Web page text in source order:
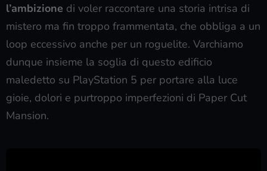
l’ambizione di voler raccontare una storia intrisa di
mistero ma fin troppo frammentata, che obbliga a un
loop eccessivo anche per un roguelite. Varchiamo
dunque insieme la soglia di questo edificio
maledetto su PlayStation 5 per portare alla luce
gioie, dolori e purtroppo imperfezioni di Paper Cut
Mansion.